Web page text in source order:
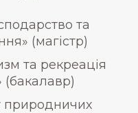
та
(магістр)
та рекреація
(бакалавр)
природничих